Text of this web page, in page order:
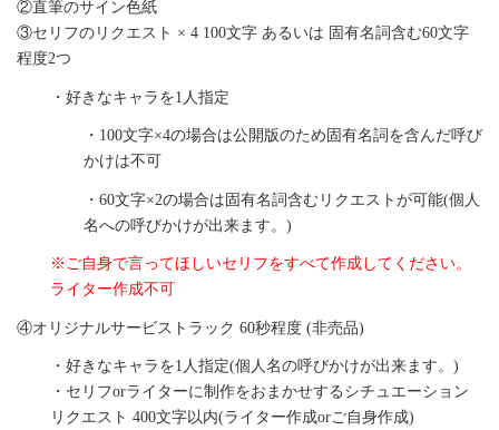
②直筆のサイン色紙
③セリフのリクエスト × 4 100文字 あるいは 固有名詞含む60文字
程度2つ
・好きなキャラを1人指定
・100文字×4の場合は公開版のため固有名詞を含んだ呼び
かけは不可
・60文字×2の場合は固有名詞含むリクエストが可能(個人
名への呼びかけが出来ます。)
※ご自身で言ってほしいセリフをすべて作成してください。
ライター作成不可
④オリジナルサービストラック 60秒程度 (非売品)
・好きなキャラを1人指定(個人名の呼びかけが出来ます。)
・セリフorライターに制作をおまかせするシチュエーション
リクエスト 400文字以内(ライター作成orご自身作成)